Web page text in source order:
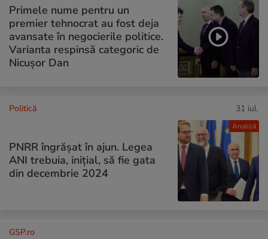
Primele nume pentru un
premier tehnocrat au fost deja
avansate în negocierile politice.
Varianta respinsă categoric de
Nicușor Dan
Analiză
Politică 31 iul.
PNRR îngrășat în ajun. Legea
ANI trebuia, inițial, să fie gata
din decembrie 2024
GSP.ro